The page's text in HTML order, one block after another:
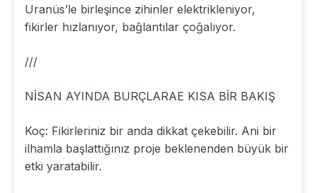
Uranüs’le birleşince zihinler elektrikleniyor,
fikirler hızlanıyor, bağlantılar çoğalıyor.
///
NİSAN AYINDA BURÇLARAE KISA BİR BAKIŞ
Koç: Fikirleriniz bir anda dikkat çekebilir. Ani bir
ilhamla başlattığınız proje beklenenden büyük bir
etki yaratabilir.